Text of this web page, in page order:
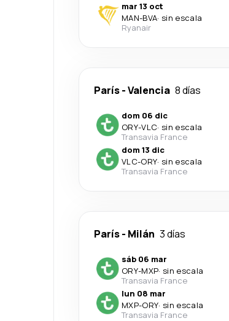
mar 13 oct
MAN-BVA· sin escala
Ryanair
París-Valencia 8 días
dom 06 dic
ORY-VLC· sin escala
Transavia France
dom 13 dic
VLC-ORY· sin escala
Transavia France
París- Milán 3 días
sáb 06 mar
ORY-MXP· sin escala
Transavia France
lun 08 mar
MXP-ORY· sin escala
Transavia France